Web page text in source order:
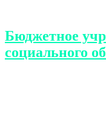
Бюджетное
социального